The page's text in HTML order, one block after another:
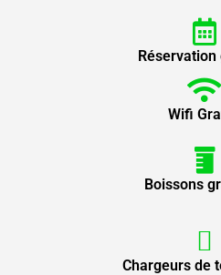
Wifi
Boissons
Chargeurs de